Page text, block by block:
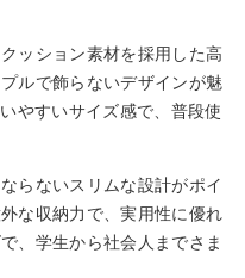
ッション素材を採用した高
ルで飾らないデザインが魅
やすいサイズ感で、普段使
らないスリムな設計がポイ
な収納力で、実用性に優れ
、学生から社会人までさま